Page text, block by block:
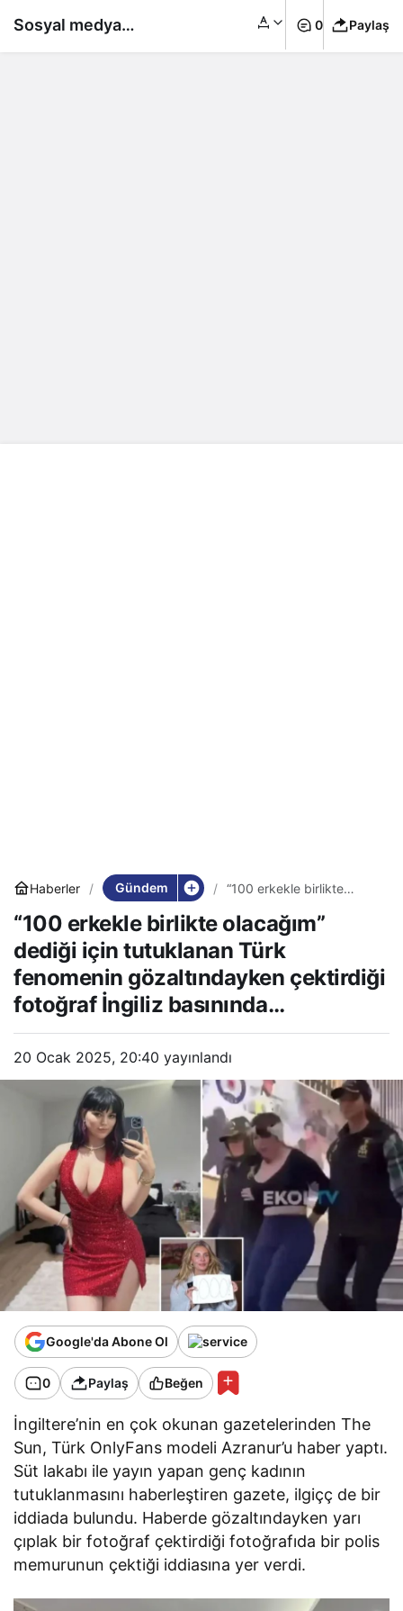
Haberler Gündem
“100 erkekle birlikte
tutuklanan Türk
fenomenin
gözaltındayken çektirdiği
basınında…
“100 erkekle birlikte olacağım”
dediği için tutuklanan Türk
fenomenin gözaltındayken çektirdiği
fotoğraf İngiliz basınında…
20 Ocak 2025, 20:40 yayınlandı
Google'da Abone Ol
0 Paylaş Beğen
İngiltere’nin en çok okunan gazetelerinden The
Sun, Türk OnlyFans modeli Azranur’u haber yaptı.
Süt lakabı ile yayın yapan genç kadının
tutuklanmasını haberleştiren gazete, ilgiçç de bir
iddiada bulundu. Haberde gözaltındayken yarı
çıplak bir fotoğraf çektirdiği fotoğrafıda bir polis
memurunun çektiği iddiasına yer verdi.
Sosyal medya 0 Paylaş